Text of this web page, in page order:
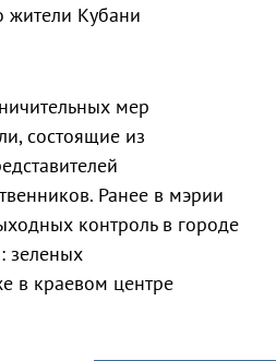
жители Кубани
мер
состоящие из
Ранее в мэрии
контроль в городе
зеленых
в краевом центре